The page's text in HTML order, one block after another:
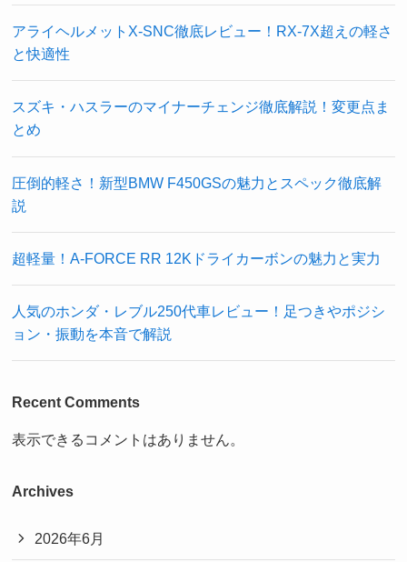
アライヘルメットX-SNC徹底レビュー！RX-7X超えの軽さ
と快適性
スズキ・ハスラーのマイナーチェンジ徹底解説！変更点ま
とめ
圧倒的軽さ！新型BMW F450GSの魅力とスペック徹底解
説
超軽量！A-FORCE RR 12Kドライカーボンの魅力と実力
人気のホンダ・レブル250代車レビュー！足つきやポジシ
ョン・振動を本音で解説
Recent Comments
表示できるコメントはありません。
Archives
2026年6月